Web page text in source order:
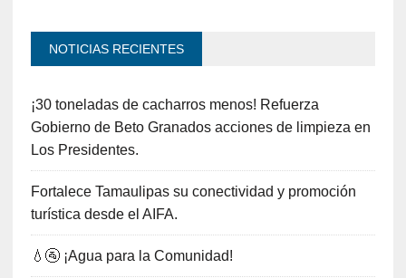
NOTICIAS RECIENTES
¡30 toneladas de cacharros menos! Refuerza
Gobierno de Beto Granados acciones de limpieza en
Los Presidentes.
Fortalece Tamaulipas su conectividad y promoción
turística desde el AIFA.
💧🚰 ¡Agua para la Comunidad!